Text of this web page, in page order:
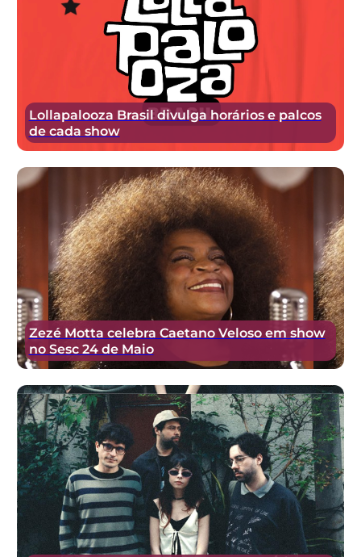
Lollapalooza Brasil divulga horários e palcos
de cada show
Zezé Motta celebra Caetano Veloso em show
no Sesc 24 de Maio